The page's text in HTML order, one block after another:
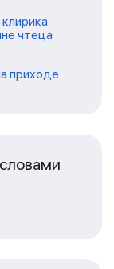
чтеца
приходе